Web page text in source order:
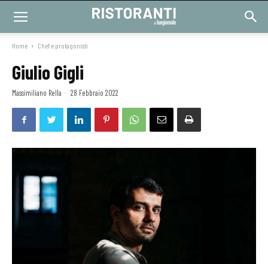
Home Chef e protagonisti
Giulio Gigli
Massimiliano Rella - 28 Febbraio 2022